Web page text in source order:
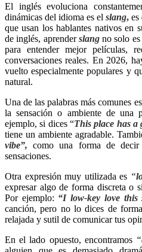
El inglés evoluciona
dinámicas del idioma es el slang, es
que usan los hablantes nativos en
de inglés, aprenderslang no solo
para entender mejor películas,
conversaciones reales. En 2026,
vuelto especialmente populares y
natural.
Una de las palabras más comunes es
la sensación o ambiente de una
ejemplo, si dices “This place has a
tiene un ambiente agradable.
vibe”, como una forma de decir
sensaciones.
Otra expresión muy utilizada es “
expresar algo de forma discreta o
Por ejemplo: “I low-key love this
canción, pero no lo dices de
relajada y sutil de comunicar tus
En el lado opuesto, encontramos “